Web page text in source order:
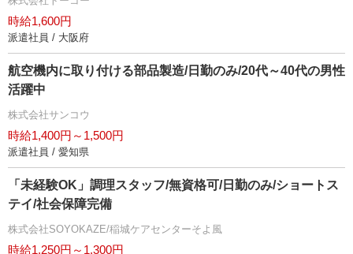
時給1,600円
派遣社員 / 大阪府
航空機内に取り付ける部品製造/日勤のみ/20代～40代の男性
活躍中
株式会社サンコウ
時給1,400円～1,500円
派遣社員 / 愛知県
「未経験OK」調理スタッフ/無資格可/日勤のみ/ショートス
テイ/社会保障完備
株式会社SOYOKAZE/稲城ケアセンターそよ風
時給1,250円～1,300円